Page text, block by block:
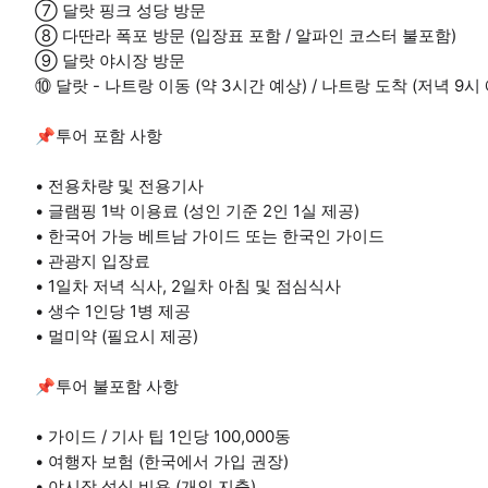
⑦ 달랏 핑크 성당 방문
⑧ 다딴라 폭포 방문 (입장표 포함 / 알파인 코스터 불포함)
⑨ 달랏 야시장 방문
⑩ 달랏 - 나트랑 이동 (약 3시간 예상) / 나트랑 도착 (저녁 9시
📌투어 포함 사항
• 전용차량 및 전용기사
• 글램핑 1박 이용료 (성인 기준 2인 1실 제공)
• 한국어 가능 베트남 가이드 또는 한국인 가이드
• 관광지 입장료
• 1일차 저녁 식사, 2일차 아침 및 점심식사
• 생수 1인당 1병 제공
• 멀미약 (필요시 제공)
📌투어 불포함 사항
• 가이드 / 기사 팁 1인당 100,000동
• 여행자 보험 (한국에서 가입 권장)